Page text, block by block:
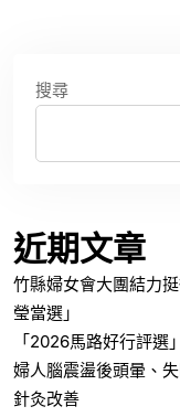
搜尋
近期文章
竹縣婦女會大團結力
瑩當選」
「2026馬路好行評選
婦人腦震盪後頭暈、
針灸改善